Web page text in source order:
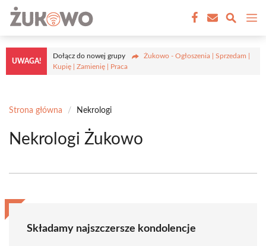
Przejdź
treści
UWAGA!
Dołącz do nowej grupy
Żukowo - Ogłoszenia | Sprzedam |
Kupię | Zamienię | Praca
Strona główna / Nekrologi
Nekrologi Żukowo
Składamy najszczersze kondolencje